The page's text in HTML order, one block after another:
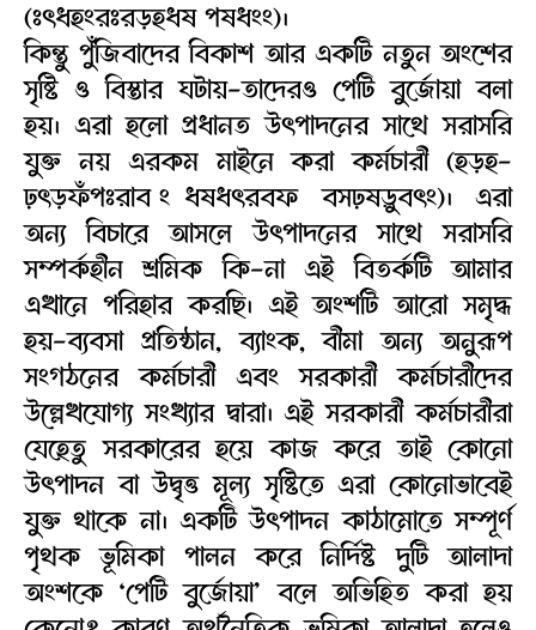
(ঃৎধহংরঃরড়হধষ পষধংং)।
কিন্তু পুঁজিবাদের বিকাশ আর একটি নতুন অংশের
সৃষ্টি ও বিস্তার ঘটায়-তাদেরও পেটি বুর্জোয়া বলা
হয়। এরা হলো প্রধানত উৎপাদনের সাথে সরাসরি
যুক্ত নয় এরকম মাইনে করা কর্মচারী (হড়হ-
ঢ়ৎড়ফঁপঃরাব ংধষধৎরবফ বসঢ়ষড়ুবৎং)। এরা
অন্য বিচারে আসলে উৎপাদনের সাথে সরাসরি
সম্পর্কহীন শ্রমিক কি-না এই বিতর্কটি আমার
এখানে পরিহার করছি। এই অংশটি আরো সমৃদ্ধ
হয়-ব্যবসা প্রতিষ্ঠান, ব্যাংক, বীমা অন্য অনুরূপ
সংগঠনের কর্মচারী এবং সরকারী কর্মচারীদের
উল্লেখযোগ্য সংখ্যার দ্বারা। এই সরকারী কর্মচারীরা
যেহেতু সরকারের হয়ে কাজ করে তাই কোনো
উৎপাদন বা উদ্বৃত্ত মূল্য সৃষ্টিতে এরা কোনোভাবেই
যুক্ত থাকে না। একটি উৎপাদন কাঠামোতে সম্পূর্ণ
পৃথক ভূমিকা পালন করে নির্দিষ্ট দুটি আলাদা
অংশকে ‘পেটি বুর্জোয়া’ বলে অভিহিত করা হয়